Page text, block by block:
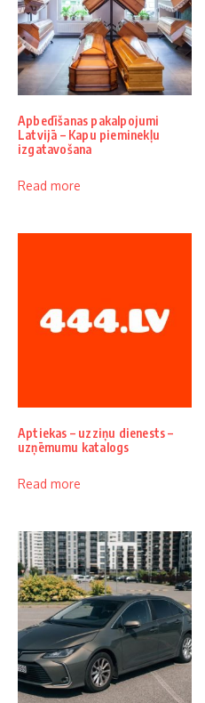
Apbedīšanas pakalpojumi
Latvijā – Kapu pieminekļu
izgatavošana
Read more
Aptiekas – uzziņu dienests –
uzņēmumu katalogs
Read more